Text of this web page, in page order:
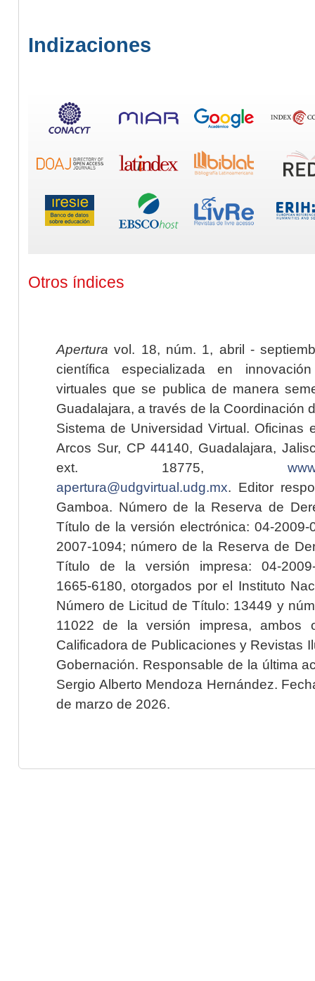
Indizaciones
Otros índices
Apertura vol. 18, núm. 1, abril -
científica especializada en
virtuales que se publica de manera
Guadalajara, a través de la Coordinación
Sistema de Universidad Virtual. Oficinas
Arcos Sur, CP 44140, Guadalajara,
ext. 18775,
apertura@udgvirtual.udg.mx. Editor
Gamboa. Número de la Reserva de
Título de la versión electrónica: 04-2009-
2007-1094; número de la Reserva de
Título de la versión impresa: 04-2009-
1665-6180, otorgados por el Instituto
Número de Licitud de Título: 13449 y
11022 de la versión impresa, ambos
Calificadora de Publicaciones y Revistas
Gobernación. Responsable de la última
Sergio Alberto Mendoza Hernández.
de marzo de 2026.